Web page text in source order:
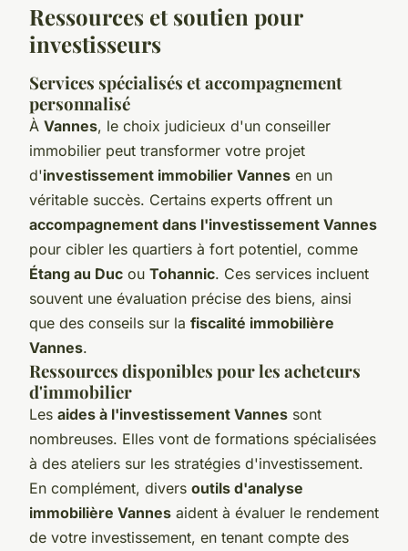
Ressources et soutien pour
investisseurs
Services spécialisés et accompagnement
personnalisé
À Vannes, le choix judicieux d'un conseiller
immobilier peut transformer votre projet
d'investissement immobilier Vannes en un
véritable succès. Certains experts offrent un
accompagnement dans l'investissement Vannes
pour cibler les quartiers à fort potentiel, comme
Étang au Duc ou Tohannic. Ces services incluent
souvent une évaluation précise des biens, ainsi
que des conseils sur la fiscalité immobilière
Vannes.
Ressources disponibles pour les acheteurs
d'immobilier
Les aides à l'investissement Vannes sont
nombreuses. Elles vont de formations spécialisées
à des ateliers sur les stratégies d'investissement.
En complément, divers outils d'analyse
immobilière Vannes aident à évaluer le rendement
de votre investissement, en tenant compte des